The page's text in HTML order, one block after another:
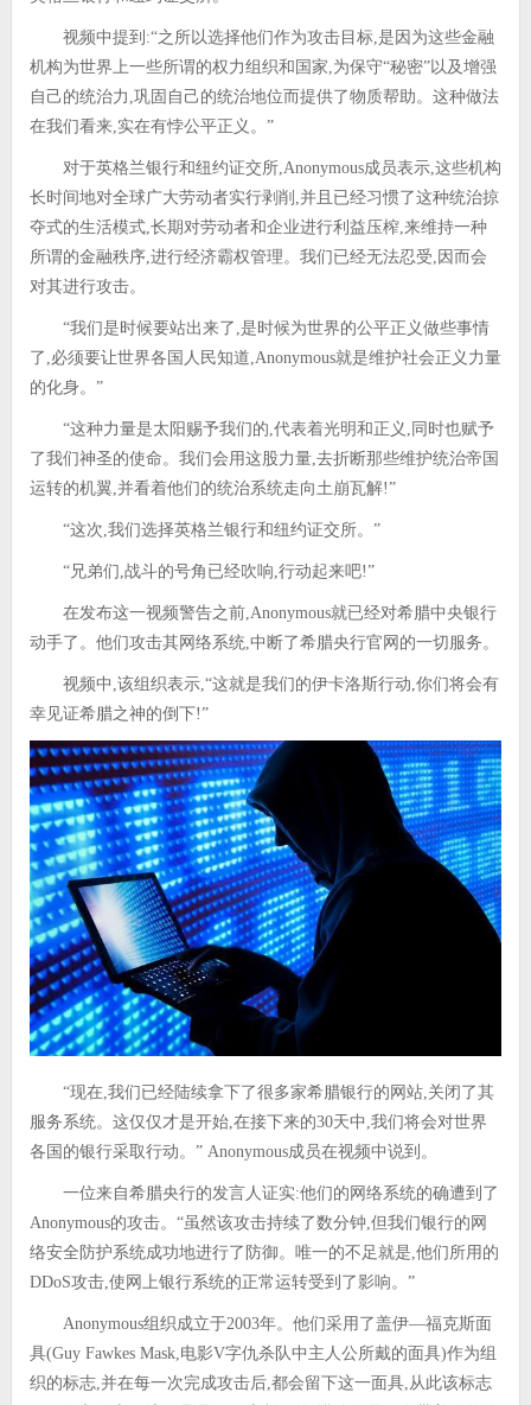
视频中提到:“之所以选择他们作为攻击目标,是因为这些金融
机构为世界上一些所谓的权力组织和国家,为保守“秘密”以及增强
自己的统治力,巩固自己的统治地位而提供了物质帮助。这种做法
在我们看来,实在有悖公平正义。”
对于英格兰银行和纽约证交所,Anonymous成员表示,这些机构
长时间地对全球广大劳动者实行剥削,并且已经习惯了这种统治掠
夺式的生活模式,长期对劳动者和企业进行利益压榨,来维持一种
所谓的金融秩序,进行经济霸权管理。我们已经无法忍受,因而会
对其进行攻击。
“我们是时候要站出来了,是时候为世界的公平正义做些事情
了,必须要让世界各国人民知道,Anonymous就是维护社会正义力量
的化身。”
“这种力量是太阳赐予我们的,代表着光明和正义,同时也赋予
了我们神圣的使命。我们会用这股力量,去折断那些维护统治帝国
运转的机翼,并看着他们的统治系统走向土崩瓦解!”
“这次,我们选择英格兰银行和纽约证交所。”
“兄弟们,战斗的号角已经吹响,行动起来吧!”
在发布这一视频警告之前,Anonymous就已经对希腊中央银行
动手了。他们攻击其网络系统,中断了希腊央行官网的一切服务。
视频中,该组织表示,“这就是我们的伊卡洛斯行动,你们将会有
幸见证希腊之神的倒下!”
“现在,我们已经陆续拿下了很多家希腊银行的网站,关闭了其
服务系统。这仅仅才是开始,在接下来的30天中,我们将会对世界
各国的银行采取行动。” Anonymous成员在视频中说到。
一位来自希腊央行的发言人证实:他们的网络系统的确遭到了
Anonymous的攻击。“虽然该攻击持续了数分钟,但我们银行的网
络安全防护系统成功地进行了防御。唯一的不足就是,他们所用的
DDoS攻击,使网上银行系统的正常运转受到了影响。”
Anonymous组织成立于2003年。他们采用了盖伊—福克斯面
具(Guy Fawkes Mask,电影V字仇杀队中主人公所戴的面具)作为组
织的标志,并在每一次完成攻击后,都会留下这一面具,从此该标志